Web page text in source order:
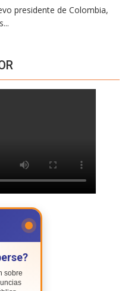
presidente de Colombia,
sobre